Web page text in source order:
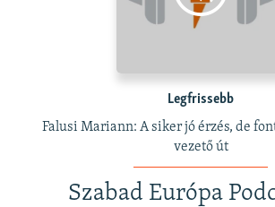
Legfrissebb
Falusi Mariann: A siker jó érzés, de
vezető út
Szabad Európa